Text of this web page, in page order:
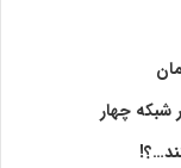
شبکه چهار